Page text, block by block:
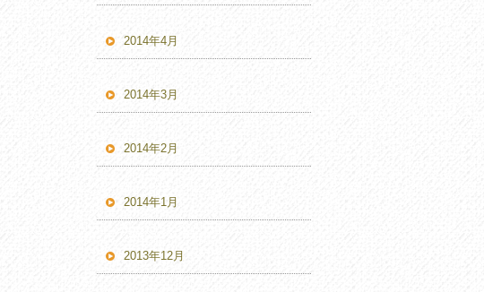
2014年4月
2014年3月
2014年2月
2014年1月
2013年12月